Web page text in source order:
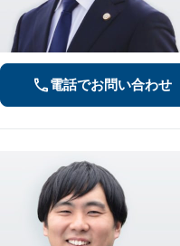
電話でお問い合わせ